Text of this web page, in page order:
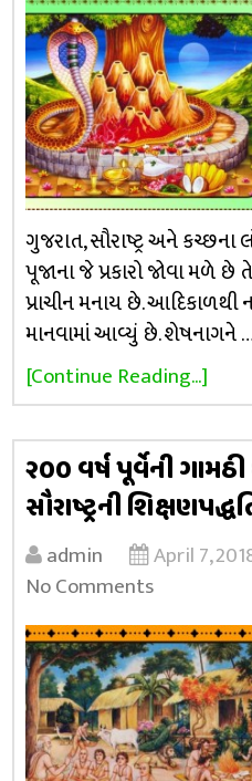
ગુજરાત, સૌરાષ્ટ્ર અને
પૂજાના જે પ્રકારો જોવા મળે છે
પ્રાચીન મનાય છે.
માનવામાં આવ્યું છે. શેષનાગને
[Continue Reading...]
૨૦૦ વર્ષ પૂર્વેની
સૌરાષ્ટ્રની
admin April 7,
No Comments